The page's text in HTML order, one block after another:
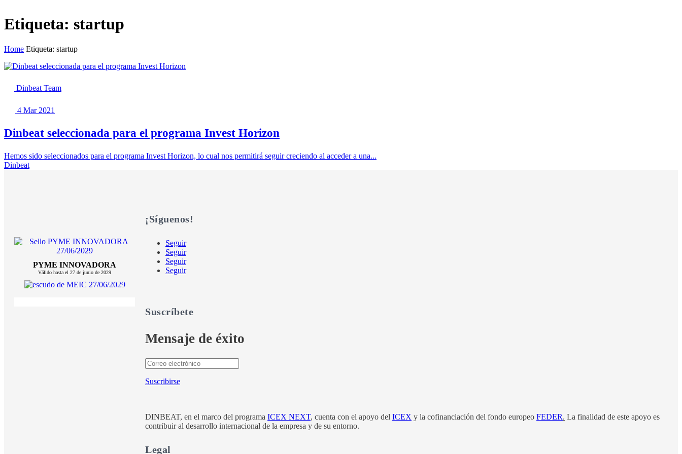
Etiqueta: startup
Home Etiqueta: startup
Dinbeat Team
4 Mar 2021
Dinbeat seleccionada para el programa Invest Horizon
Hemos sido seleccionados para el programa Invest Horizon, lo cual nos permitirá seguir creciendo al acceder a una...
Dinbeat
PYME INNOVADORA
Válido hasta el 27 de junio de 2029
¡Síguenos!
Seguir
Seguir
Seguir
Seguir
Suscríbete
Mensaje de éxito
Suscribirse
DINBEAT, en el marco del programa ICEX NEXT, cuenta con el apoyo del ICEX y la cofinanciación del fondo europeo FEDER. La finalidad de este apoyo es
contribuir al desarrollo internacional de la empresa y de su entorno.
Legal